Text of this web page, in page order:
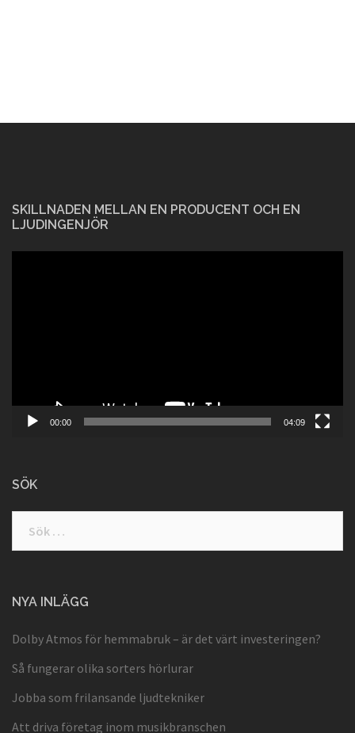
SKILLNADEN MELLAN EN PRODUCENT OCH EN
LJUDINGENJÖR
00:00 04:09
SÖK
NYA INLÄGG
Dolby Atmos för hemmabruk – är det värt investeringen?
Så fungerar olika sorters hörlurar
Jobba som frilansande ljudtekniker
Att driva företag inom musikbranschen